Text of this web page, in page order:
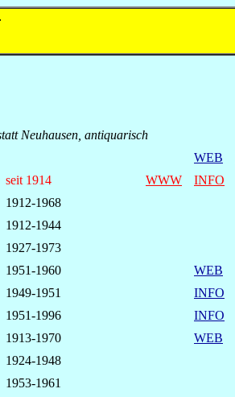
Neuhausen, anti­qua­risch
WEB
seit 1914 WWW
INFO
1912-1968
1912-1944
1927-1973
1951-1960 WEB
1949-1951
INFO
1951-1996
INFO
1913-1970 WEB
1924-1948
1953-1961